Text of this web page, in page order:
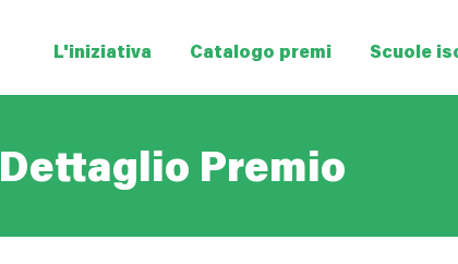
L'iniziativa Catalogo premi Scuole
Dettaglio Premio